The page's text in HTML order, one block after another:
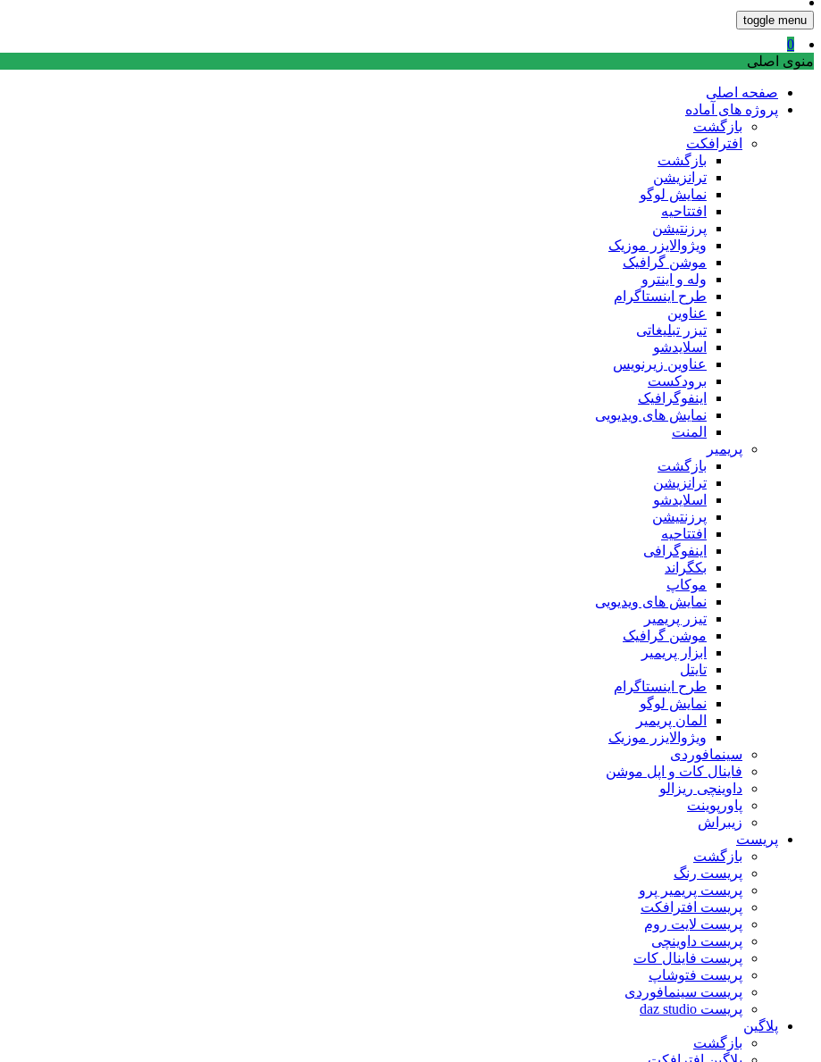
toggle menu
0
منوی اصلی
صفحه اصلی
پروژه های آماده
بازگشت
افترافکت
بازگشت
ترانزیشن
نمایش لوگو
افتتاحیه
پرزنتیشن
ویژوالایزر موزیک
موشن گرافیک
وله و اینترو
طرح اینستاگرام
عناوین
تیزر تبلیغاتی
اسلایدشو
عناوین زیرنویس
برودکست
اینفوگرافیک
نمایش های ویدیویی
المنت
پریمیر
بازگشت
ترانزیشن
اسلایدشو
پرزنتیشن
افتتاحیه
اینفوگرافی
بکگراند
موکاپ
نمایش های ویدیویی
تیزر پریمیر
موشن گرافیک
ابزار پریمیر
تایتل
طرح اینستاگرام
نمایش لوگو
المان پریمیر
ویژوالایزر موزیک
سینمافوردی
فاینال کات و اپل موشن
داوینچی ریزالو
پاورپوینت
زیبراش
پریست
بازگشت
پریست رنگ
پریست پریمیر پرو
پریست افترافکت
پریست لایت روم
پریست داوینچی
پریست فاینال کات
پریست فتوشاپ
پریست سینمافوردی
پریست daz studio
پلاگین
بازگشت